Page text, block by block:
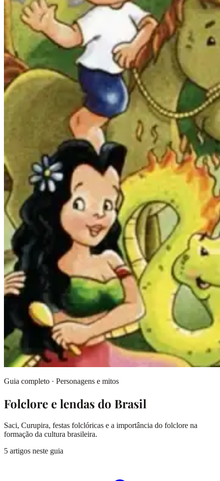
Guia completo · Personagens e mitos
Folclore e lendas do Brasil
Saci, Curupira, festas folclóricas e a importância do folclore na
formação da cultura brasileira.
5 artigos neste guia